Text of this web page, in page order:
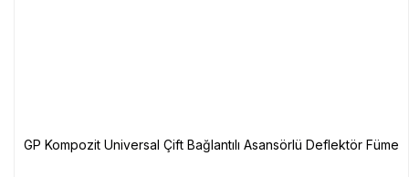
GP Kompozit Universal Çift Bağlantılı Asansörlü Deflektör Füme